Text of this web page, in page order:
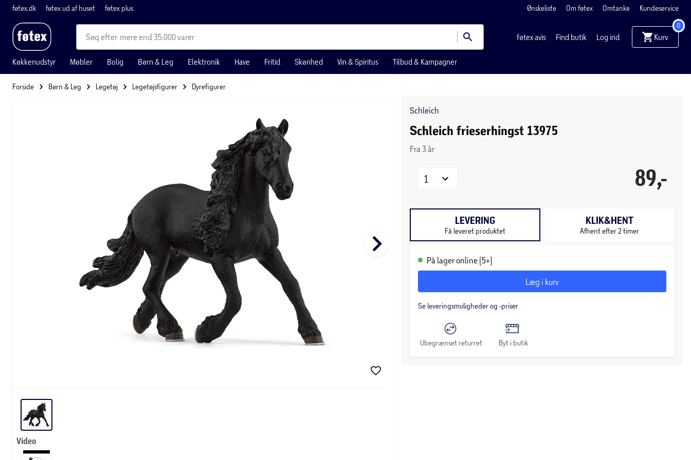
føtex.dk føtex ud af huset føtex plus Ønskeliste Om føtex Omtanke Kundeservice
mere end 35.000 varer føtex avis Find butik Log ind Kurv
0
Køkkenudstyr Møbler Bolig Børn & Leg Elektronik Have Fritid Skønhed Vin & Spiritus Tilbud & Kampagner
Forside Børn & Leg Legetøj Legetøjsfigurer Dyrefigurer
Hvis du tillader marketing cookies, kan vi vise dig
videoen. Du kan altid ændre det igen.
keyboard_arrow_right
Video
Schleich
Schleich frieserhingst 13975
Fra 3 år
89,-
1
LEVERING
Få leveret produktet
KLIK&HENT
Afhent efter 2 timer
På lager online (5+)
Læg i kurv
Se leveringsmuligheder og -priser
Ubegrænset returret Byt i butik